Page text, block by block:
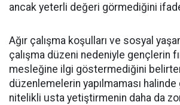
ancak yeterli değeri görmediğini
Ağır çalışma koşulları ve sosyal
çalışma düzeni nedeniyle gençlerin
mesleğine ilgi göstermediğini
düzenlemelerin yapılmaması
nitelikli usta yetiştirmenin daha da